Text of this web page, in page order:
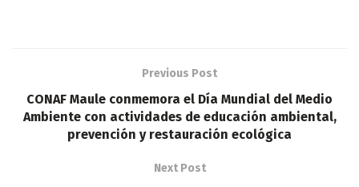
Previous Post
CONAF Maule conmemora el Día Mundial del Medio
Ambiente con actividades de educación ambiental,
prevención y restauración ecológica
Next Post